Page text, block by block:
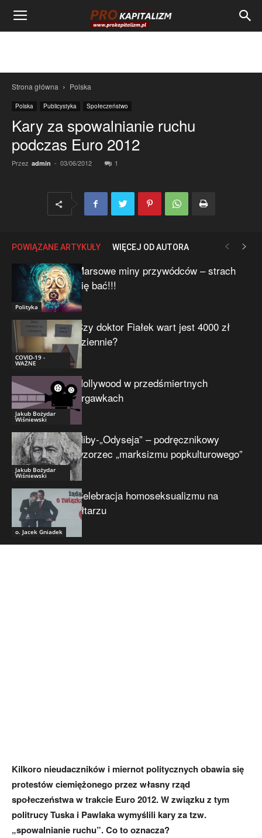
Strona główna Polska
Polska Publicystyka Społeczeństwo
Kary za spowalnianie ruchu
podczas Euro 2012
Przez admin - 03/06/2012 1
POWIĄZANE ARTYKUŁY WIĘCEJ OD AUTORA
Polityka
Marsowe miny przywódców – strach
się bać!!!
COVID-19 -
WAŻNE
Czy doktor Fiałek wart jest 4000 zł
dziennie?
Jakub Bożydar
Wiśniewski
Hollywood w przedśmiertnych
drgawkach
Jakub Bożydar
Wiśniewski
Niby-„Odyseja” – podręcznikowy
wzorzec „marksizmu popkulturowego”
o. Jacek Gniadek
Celebracja homoseksualizmu na
ołtarzu
Kilkoro nieudaczników i miernot politycznych obawia się
protestów ciemiężonego przez własny rząd
społeczeństwa w trakcie Euro 2012. W związku z tym
politrucy Tuska i Pawlaka wymyślili kary za tzw.
„spowalnianie ruchu”. Co to oznacza?